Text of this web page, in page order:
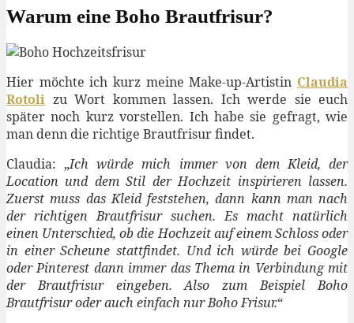
Warum eine Boho Brautfrisur?
Hier möchte ich kurz meine Make-up-Artistin Claudia
Rotoli zu Wort kommen lassen. Ich werde sie euch
später noch kurz vorstellen. Ich habe sie gefragt, wie
man denn die richtige Brautfrisur findet.
Claudia: „Ich würde mich immer von dem Kleid, der
Location und dem Stil der Hochzeit inspirieren lassen.
Zuerst muss das Kleid feststehen, dann kann man nach
der richtigen Brautfrisur suchen. Es macht natürlich
einen Unterschied, ob die Hochzeit auf einem Schloss oder
in einer Scheune stattfindet. Und ich würde bei Google
oder Pinterest dann immer das Thema in Verbindung mit
der Brautfrisur eingeben. Also zum Beispiel Boho
Brautfrisur oder auch einfach nur Boho Frisur.“